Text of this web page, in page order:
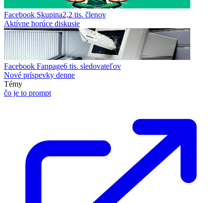
Facebook Skupina2,2 tis. členov
Aktívne horúce diskusie
Facebook Fanpage6 tis. sledovateľov
Nové príspevky denne
Témy
čo je to prompt